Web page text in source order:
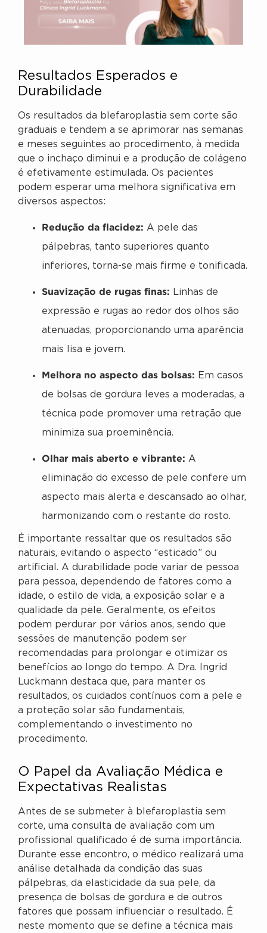
Resultados Esperados e
Durabilidade
Os resultados da blefaroplastia sem corte são
graduais e tendem a se aprimorar nas semanas
e meses seguintes ao procedimento, à medida
que o inchaço diminui e a produção de colágeno
é efetivamente estimulada. Os pacientes
podem esperar uma melhora significativa em
diversos aspectos:
Redução da flacidez: A pele das
pálpebras, tanto superiores quanto
inferiores, torna-se mais firme e tonificada.
Suavização de rugas finas: Linhas de
expressão e rugas ao redor dos olhos são
atenuadas, proporcionando uma aparência
mais lisa e jovem.
Melhora no aspecto das bolsas: Em casos
de bolsas de gordura leves a moderadas, a
técnica pode promover uma retração que
minimiza sua proeminência.
Olhar mais aberto e vibrante: A
eliminação do excesso de pele confere um
aspecto mais alerta e descansado ao olhar,
harmonizando com o restante do rosto.
É importante ressaltar que os resultados são
naturais, evitando o aspecto “esticado” ou
artificial. A durabilidade pode variar de pessoa
para pessoa, dependendo de fatores como a
idade, o estilo de vida, a exposição solar e a
qualidade da pele. Geralmente, os efeitos
podem perdurar por vários anos, sendo que
sessões de manutenção podem ser
recomendadas para prolongar e otimizar os
benefícios ao longo do tempo. A Dra. Ingrid
Luckmann destaca que, para manter os
resultados, os cuidados contínuos com a pele e
a proteção solar são fundamentais,
complementando o investimento no
procedimento.
O Papel da Avaliação Médica e
Expectativas Realistas
Antes de se submeter à blefaroplastia sem
corte, uma consulta de avaliação com um
profissional qualificado é de suma importância.
Durante esse encontro, o médico realizará uma
análise detalhada da condição das suas
pálpebras, da elasticidade da sua pele, da
presença de bolsas de gordura e de outros
fatores que possam influenciar o resultado. É
neste momento que se define a técnica mais